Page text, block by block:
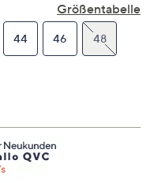
Größentabelle
44 46 48